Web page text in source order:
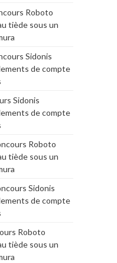
Roboto
tiède sous un
Sidonis
de compte
Sidonis
de compte
Roboto
tiède sous un
Sidonis
de compte
Roboto
tiède sous un